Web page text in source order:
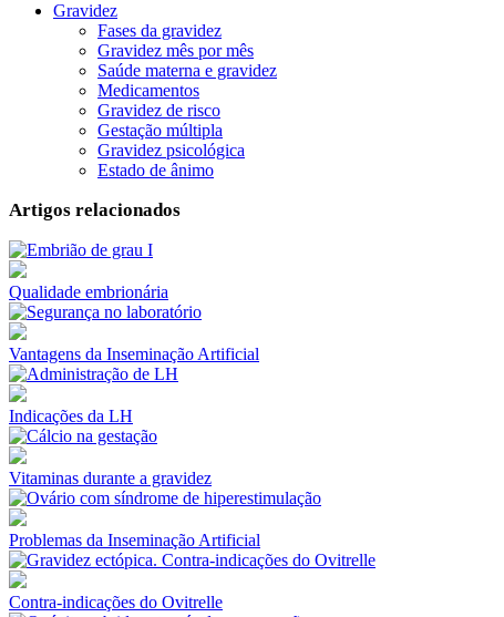
Gravidez
Fases da gravidez
Gravidez mês por mês
Saúde materna e gravidez
Medicamentos
Gravidez de risco
Gestação múltipla
Gravidez psicológica
Estado de ânimo
Artigos relacionados
Qualidade embrionária
Vantagens da Inseminação Artificial
Indicações da LH
Vitaminas durante a gravidez
Problemas da Inseminação Artificial
Contra-indicações do Ovitrelle